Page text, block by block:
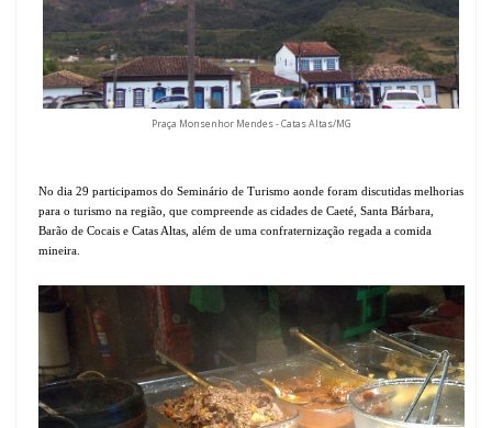
Praça Monsenhor Mendes - Catas Altas/MG
No dia 29 participamos do Seminário de Turismo aonde foram discutidas melhorias
para o turismo na região, que compreende as cidades de Caeté, Santa Bárbara,
Barão de Cocais e Catas Altas, além de uma confraternização regada a comida
mineira.